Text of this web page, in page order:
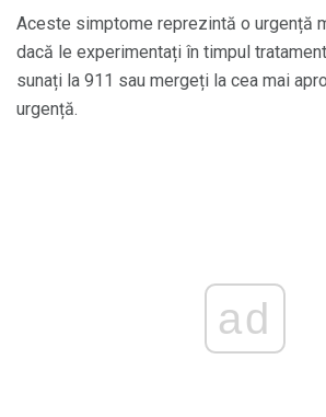
Aceste simptome reprezintă o urgență
dacă le experimentați în timpul
sunați la 911 sau mergeți la cea mai
urgență.
ad